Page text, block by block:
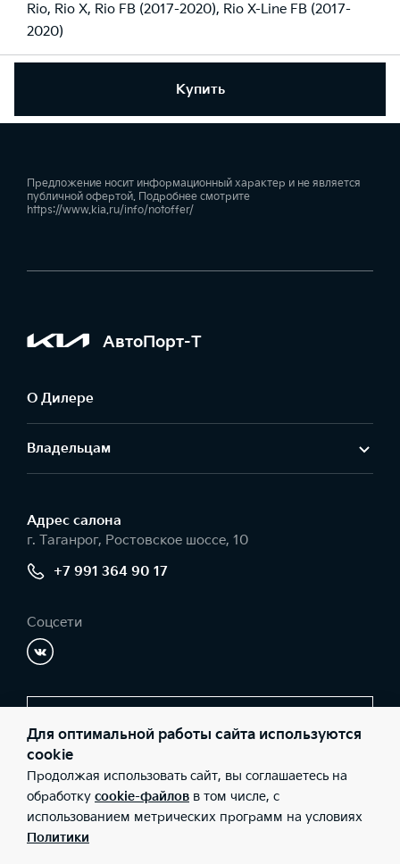
Купить
Rio, Rio X, Rio FB (2017-2020), Rio X-Line FB (2017-
2020)
Предложение носит информационный характер и не является
публичной офертой. Подробнее смотрите
https://www.kia.ru/info/notoffer/
АвтоПорт-Т
О Дилере
Владельцам
Адрес салонa
г. Таганрог, Ростовское шоссе, 10
+7 991 364 90 17
Соцсети
© 2026 Юридические лица ООО «АвтоПорт-Т» (Фактический
адрес: г. Таганрог, Ростовское шоссе, 10; Телефон: +7 991 364 90
17; ИНН: 6154110364; ОГРН: 1076154004090), ООО «Киа Россия и
СНГ» (Фактический адрес: г.Москва, Валовая 26; Телефон: 8 800
301 08 80; ИНН: 7728674093; ОГРН: 5087746291760) ведут
Для оптимальной работы сайта используются
cookie
Продолжая использовать сайт, вы соглашаетесь на
обработку cookie-файлов в том числе, с
использованием метрических программ на условиях
Политики